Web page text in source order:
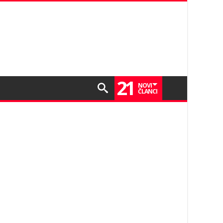
21 NOVI
ČLANCI